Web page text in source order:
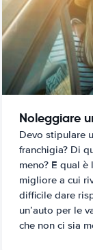
Noleggiare
Devo stipulare
franchigia? Di
meno? E qual
migliore a cui
difficile dare
un’auto per le
che non ci sia